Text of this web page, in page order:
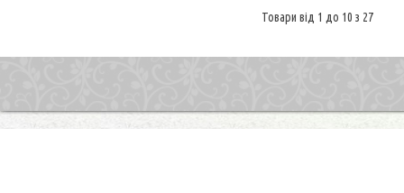
Товари від 1 до 10 з 27